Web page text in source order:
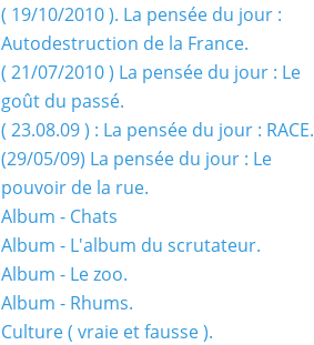
( 19/10/2010 ). La pensée du jour :
Autodestruction de la France.
( 21/07/2010 ) La pensée du jour : Le
goût du passé.
( 23.08.09 ) : La pensée du jour : RACE.
(29/05/09) La pensée du jour : Le
pouvoir de la rue.
Album - Chats
Album - L'album du scrutateur.
Album - Le zoo.
Album - Rhums.
Culture ( vraie et fausse ).